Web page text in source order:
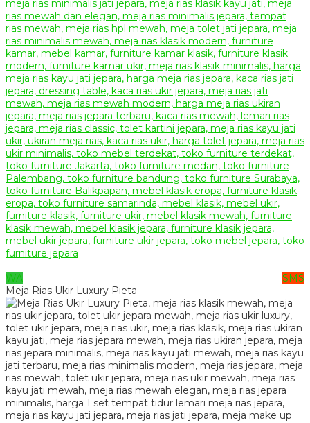
WA
SMS
Meja Rias Ukir Luxury Pieta